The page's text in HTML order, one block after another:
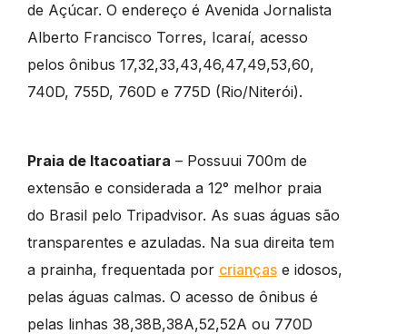
de Açúcar. O endereço é Avenida Jornalista
Alberto Francisco Torres, Icaraí, acesso
pelos ônibus 17,32,33,43,46,47,49,53,60,
740D, 755D, 760D e 775D (Rio/Niterói).
Praia de Itacoatiara – Possuui 700m de
extensão e considerada a 12° melhor praia
do Brasil pelo Tripadvisor. As suas águas são
transparentes e azuladas. Na sua direita tem
a prainha, frequentada por criançase idosos,
pelas águas calmas. O acesso de ônibus é
pelas linhas 38,38B,38A,52,52A ou 770D